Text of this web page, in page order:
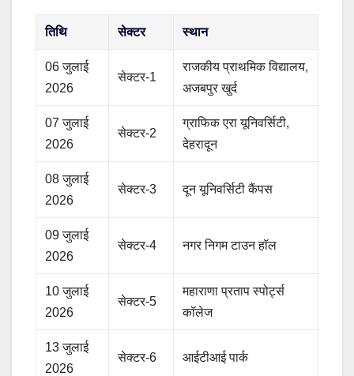
तिथि सेक्टर स्थान
06 जुलाई
2026
सेक्टर-1
राजकीय प्राथमिक विद्यालय,
अजबपुर खुर्द
07 जुलाई
2026
सेक्टर-2
ग्राफिक एरा यूनिवर्सिटी,
देहरादून
08 जुलाई
2026
सेक्टर-3 दून यूनिवर्सिटी कैंपस
09 जुलाई
2026
सेक्टर-4 नगर निगम टाउन हॉल
10 जुलाई
2026
सेक्टर-5
महाराणा प्रताप स्पोर्ट्स
कॉलेज
13 जुलाई
2026
सेक्टर-6 आईटीआई पार्क